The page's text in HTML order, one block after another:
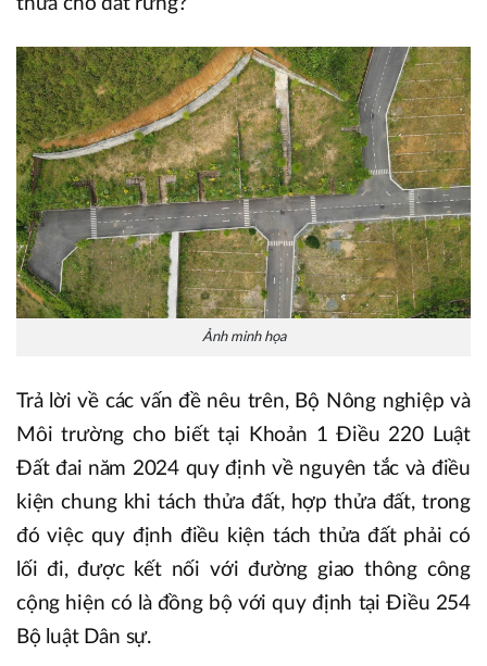
Ảnh minh họa
Trả lời về các vấn đề nêu trên, Bộ Nông nghiệp và
Môi trường cho biết tại Khoản 1 Điều 220 Luật
Đất đai năm 2024 quy định về nguyên tắc và điều
kiện chung khi tách thửa đất, hợp thửa đất, trong
đó việc quy định điều kiện tách thửa đất phải có
lối đi, được kết nối với đường giao thông công
cộng hiện có là đồng bộ với quy định tại Điều 254
Bộ luật Dân sự.